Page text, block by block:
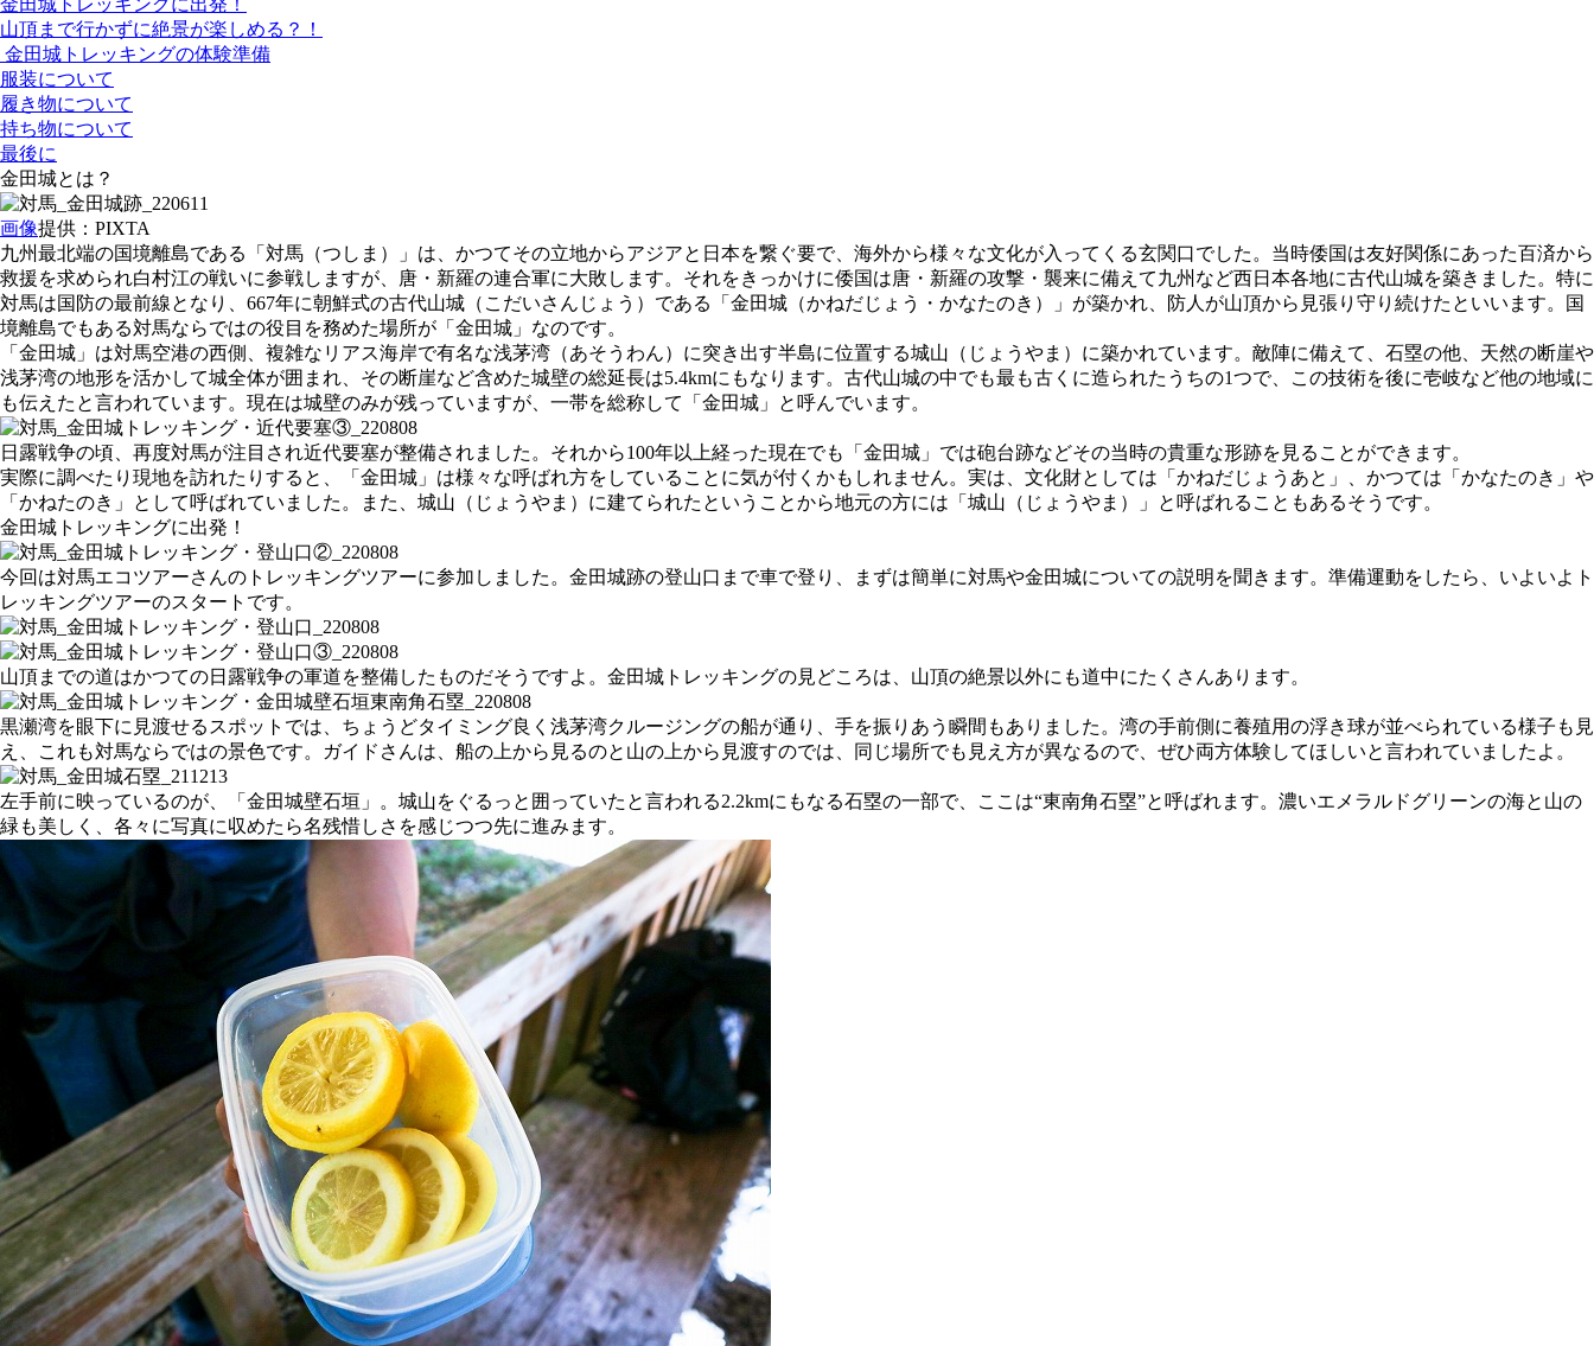
金田城トレッキングに出発！
山頂まで行かずに絶景が楽しめる？！
金田城トレッキングの体験準備
服装について
履き物について
持ち物について
最後に
金田城とは？
画像提供：PIXTA
九州最北端の国境離島である「対馬（つしま）」は、かつてその立地からアジアと日本を繋ぐ要で、海外から様々な文化が入ってくる玄関口でした。当時倭国は友好関係にあった百済から
救援を求められ白村江の戦いに参戦しますが、唐・新羅の連合軍に大敗します。それをきっかけに倭国は唐・新羅の攻撃・襲来に備えて九州など西日本各地に古代山城を築きました。特に
対馬は国防の最前線となり、667年に朝鮮式の古代山城（こだいさんじょう）である「金田城（かねだじょう・かなたのき）」が築かれ、防人が山頂から見張り守り続けたといいます。国
境離島でもある対馬ならではの役目を務めた場所が「金田城」なのです。
「金田城」は対馬空港の西側、複雑なリアス海岸で有名な浅茅湾（あそうわん）に突き出す半島に位置する城山（じょうやま）に築かれています。敵陣に備えて、石塁の他、天然の断崖や
浅茅湾の地形を活かして城全体が囲まれ、その断崖など含めた城壁の総延長は5.4kmにもなります。古代山城の中でも最も古くに造られたうちの1つで、この技術を後に壱岐など他の地域に
も伝えたと言われています。現在は城壁のみが残っていますが、一帯を総称して「金田城」と呼んでいます。
日露戦争の頃、再度対馬が注目され近代要塞が整備されました。それから100年以上経った現在でも「金田城」では砲台跡などその当時の貴重な形跡を見ることができます。
実際に調べたり現地を訪れたりすると、「金田城」は様々な呼ばれ方をしていることに気が付くかもしれません。実は、文化財としては「かねだじょうあと」、かつては「かなたのき」や
「かねたのき」として呼ばれていました。また、城山（じょうやま）に建てられたということから地元の方には「城山（じょうやま）」と呼ばれることもあるそうです。
金田城トレッキングに出発！
今回は対馬エコツアーさんのトレッキングツアーに参加しました。金田城跡の登山口まで車で登り、まずは簡単に対馬や金田城についての説明を聞きます。準備運動をしたら、いよいよト
レッキングツアーのスタートです。
山頂までの道はかつての日露戦争の軍道を整備したものだそうですよ。金田城トレッキングの見どころは、山頂の絶景以外にも道中にたくさんあります。
黒瀬湾を眼下に見渡せるスポットでは、ちょうどタイミング良く浅茅湾クルージングの船が通り、手を振りあう瞬間もありました。湾の手前側に養殖用の浮き球が並べられている様子も見
え、これも対馬ならではの景色です。ガイドさんは、船の上から見るのと山の上から見渡すのでは、同じ場所でも見え方が異なるので、ぜひ両方体験してほしいと言われていましたよ。
左手前に映っているのが、「金田城壁石垣」。城山をぐるっと囲っていたと言われる2.2kmにもなる石塁の一部で、ここは“東南角石塁”と呼ばれます。濃いエメラルドグリーンの海と山の
緑も美しく、各々に写真に収めたら名残惜しさを感じつつ先に進みます。